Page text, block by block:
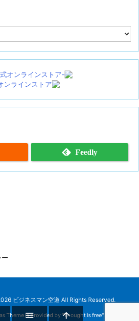
Feedly
ビジネスマン空道 All Rights Reserved.
Theme is provided by "Thought is free".
 